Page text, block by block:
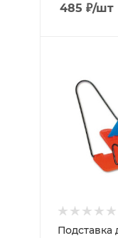
485 ₽/шт
Подставка